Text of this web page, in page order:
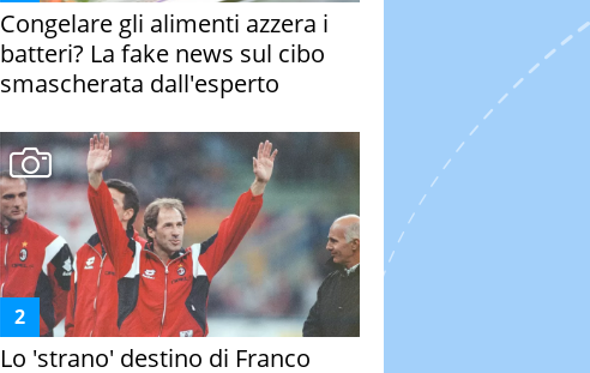
Congelare gli alimenti azzera i
batteri? La fake news sul cibo
smascherata dall'esperto
Lo 'strano' destino di Franco